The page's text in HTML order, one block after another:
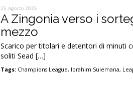
25 Agosto 2025
A Zingonia verso i
mezzo
Scarico per titolari e detentori di minuti
soliti Sead […]
Tags: Champions League, Ibrahim Sulemana,